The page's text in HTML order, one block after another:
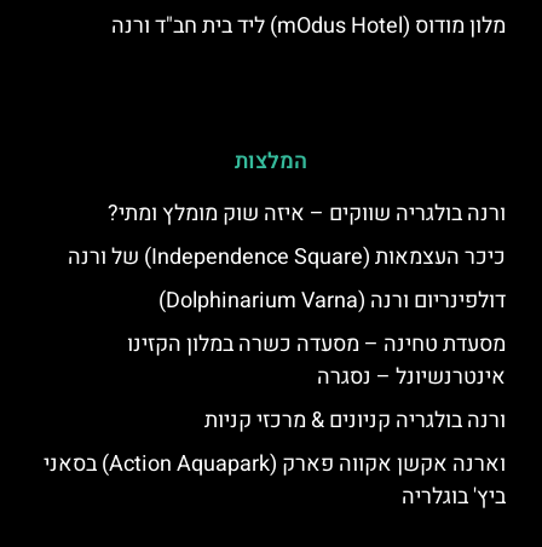
מלון מודוס (mOdus Hotel) ליד בית חב"ד ורנה
המלצות
ורנה בולגריה שווקים – איזה שוק מומלץ ומתי?
כיכר העצמאות (Independence Square) של ורנה
דולפינריום ורנה (Dolphinarium Varna)
מסעדת טחינה – מסעדה כשרה במלון הקזינו
אינטרנשיונל – נסגרה
ורנה בולגריה קניונים & מרכזי קניות
וארנה אקשן אקווה פארק (Action Aquapark) בסאני
ביץ' בוגלריה